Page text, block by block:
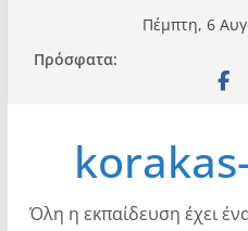
περιεχόμενο
Πέμπτη, 6
Πρόσφατα:
Όλη η εκπαίδευση έχει